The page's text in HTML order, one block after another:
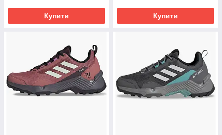
Купити Купити